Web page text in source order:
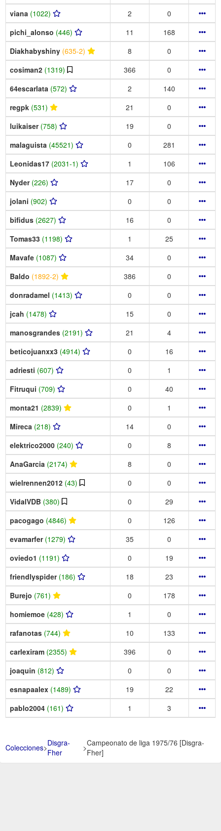
viana (1022) 2
0
pichi_alonso (446) 11
168
Diakhabyshiny (635-2) 8
0
cosiman2 (1319) 366
0
64escarlata (572) 2
140
regpk (531) 21
0
luikaiser (758) 19
0
malaguista (45521) 0
281
Leonidas17 (2031-1) 1
106
Nyder (226) 17
0
jolani (902) 0
0
bifidus (2627) 16
0
Tomas33 (1198) 1
25
Mavafe (1087) 34
0
Baldo (1892-2) 386
0
donradamel (1413) 0
0
jcah (1478) 15
0
manosgrandes (2191) 21
4
beticojuanxx3 (4914) 0
16
adriesti (607) 0
1
Fitruqui (709) 0
40
monta21 (2839) 0
1
Mireca (218) 14
0
elektrico2000 (240) 0
8
AnaGarcia (2174) 8
0
wielrennen2012 (43) 0
0
VidalVDB (380) 0
29
pacogago (4846) 0
126
evamarfer (1279) 35
0
oviedo1 (1191) 0
19
friendlyspider (186) 18
23
Burejo (761) 0
178
homiemoe (428) 1
0
rafanotas (744) 10
133
carlexiram (2355) 396
0
joaquin (812) 0
0
esnapaalex (1489) 19
22
pablo2004 (161) 1 3
Colecciones>Disgra-
Fher
>Campeonato de liga 1975/76 [Disgra-
Fher]